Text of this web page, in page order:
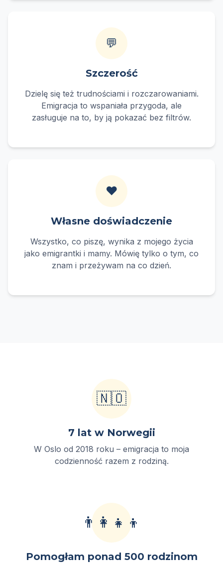
💬
Szczerość
Dzielę się też trudnościami i rozczarowaniami.
Emigracja to wspaniała przygoda, ale
zasługuje na to, by ją pokazać bez filtrów.
❤️
Własne doświadczenie
Wszystko, co piszę, wynika z mojego życia
jako emigrantki i mamy. Mówię tylko o tym, co
znam i przeżywam na co dzień.
🇳🇴
7 lat w Norwegii
W Oslo od 2018 roku – emigracja to moja
codzienność razem z rodziną.
👨‍👩‍👧‍👦
Pomogłam ponad 500 rodzinom